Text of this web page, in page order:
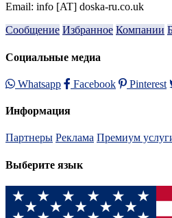
Email: info [AT] doska-ru.co.uk
Сообщение Избранное Компании
Социальные медиа
Whatsapp Facebook Pinterest
Информация
Партнеры Реклама Премиум
Выберите язык